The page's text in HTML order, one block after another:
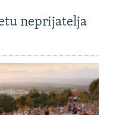
neprijatelja